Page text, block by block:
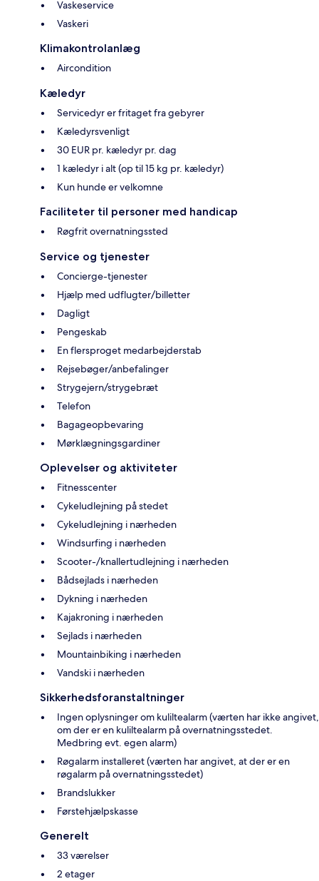
Vaskeservice
Vaskeri
Klimakontrolanlæg
Aircondition
Kæledyr
Servicedyr er fritaget fra gebyrer
Kæledyrsvenligt
30 EUR pr. kæledyr pr. dag
1 kæledyr i alt (op til 15 kg pr. kæledyr)
Kun hunde er velkomne
Faciliteter til personer med handicap
Røgfrit overnatningssted
Service og tjenester
Concierge-tjenester
Hjælp med udflugter/billetter
Dagligt
Pengeskab
En flersproget medarbejderstab
Rejsebøger/anbefalinger
Strygejern/strygebræt
Telefon
Bagageopbevaring
Mørklægningsgardiner
Oplevelser og aktiviteter
Fitnesscenter
Cykeludlejning på stedet
Cykeludlejning i nærheden
Windsurfing i nærheden
Scooter-/knallertudlejning i nærheden
Bådsejlads i nærheden
Dykning i nærheden
Kajakroning i nærheden
Sejlads i nærheden
Mountainbiking i nærheden
Vandski i nærheden
Sikkerhedsforanstaltninger
Ingen oplysninger om kuliltealarm (værten har ikke angivet,
om der er en kuliltealarm på overnatningsstedet.
Medbring evt. egen alarm)
Røgalarm installeret (værten har angivet, at der er en
røgalarm på overnatningsstedet)
Brandslukker
Førstehjælpskasse
Generelt
33 værelser
2 etager